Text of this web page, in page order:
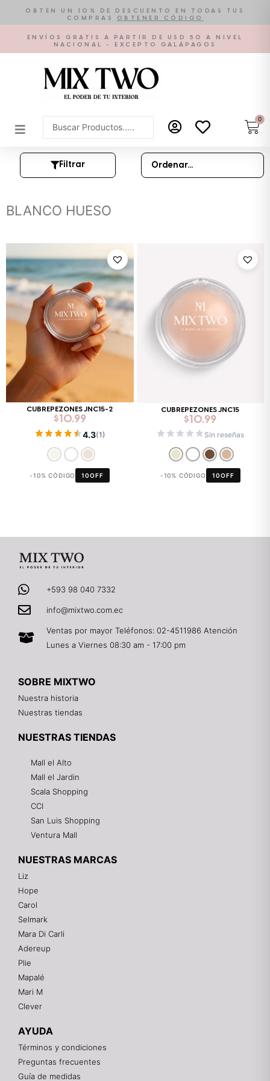
contenido
OBTÉN UN 10% DE DESCUENTO EN TODAS TUS
COMPRAS
OBTENER CÓDIGO
ENVÍOS GRATIS A PARTIR DE USD 50 A NIVEL
NACIONAL - EXCEPTO GALÁPAGOS
Search
...
0
Filtrar
BLANCO HUESO
CUBREPEZONES JNC15-2
$ 10.99
4.3(1)
-10% CÓDIGO 10OFF
CUBREPEZONES JNC15
$10.99
Sin reseñas
-10% CÓDIGO 10OFF
+593 98 040 7332
info@mixtwo.com.ec
Ventas por mayor Teléfonos: 02-4511986 Atención
Lunes a Viernes 08:30 am - 17:00 pm
SOBRE MIXTWO
Nuestra historia
Nuestras tiendas
NUESTRAS TIENDAS
Mall el Alto
Mall el Jardin
Scala Shopping
CCI
San Luis Shopping
Ventura Mall
NUESTRAS MARCAS
Liz
Hope
Carol
Selmark
Mara Di Carli
Adereup
Plie
Mapalé
Mari M
Clever
AYUDA
Términos y condiciones
Preguntas frecuentes
Guía de medidas
¡Hola! 👋
Gracias por visitarnos. Te asesoramos
personalmente con tu compra: tallas, envíos y
pagos.
Recuerda: 10% de descuento en tu primera compra
Contáctanos por el canal que prefieras 💕
WhatsApp